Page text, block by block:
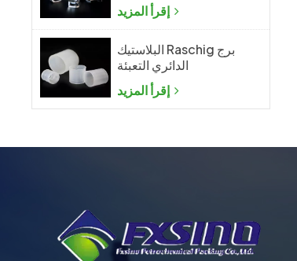
البلاستيك Raschig برج
الدائري التعبئة